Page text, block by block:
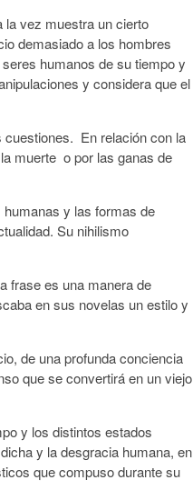
la vez muestra un cierto
demasiado a los hombres
humanos de su tiempo y
y considera que el
En relación con la
muerte o por las ganas de
y las formas de
Su nihilismo
frase es una manera de
en sus novelas un estilo y
de una profunda conciencia
que se convertirá en un viejo
y los distintos estados
y la desgracia humana, en
que compuso durante su